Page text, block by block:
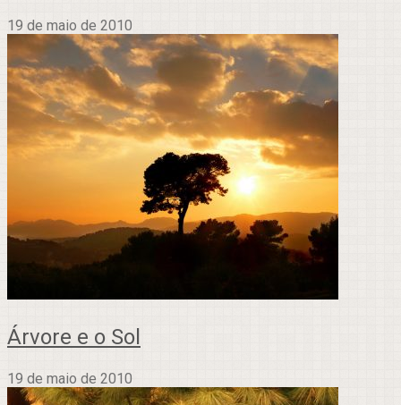
19 de maio de 2010
Árvore e o Sol
19 de maio de 2010